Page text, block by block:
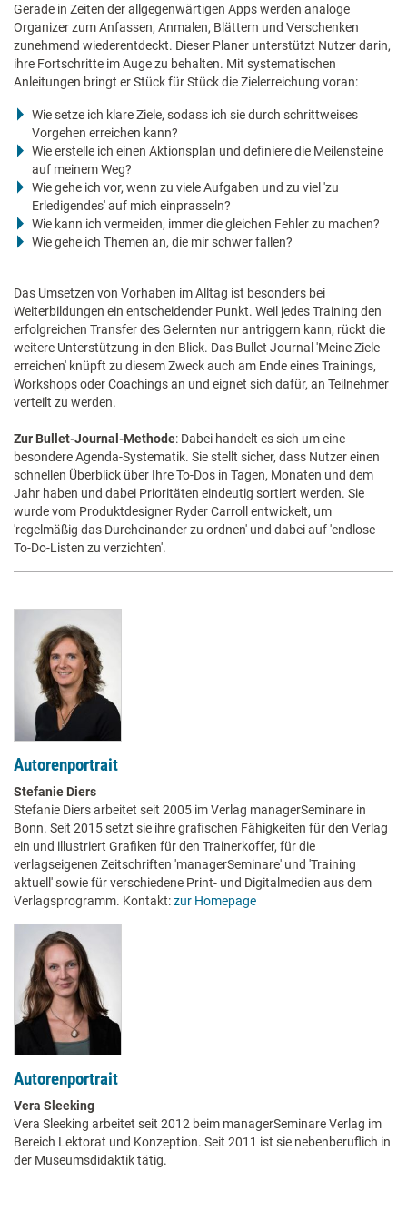
Gerade in Zeiten der allgegenwärtigen Apps werden analoge
Organizer zum Anfassen, Anmalen, Blättern und Verschenken
zunehmend wiederentdeckt. Dieser Planer unterstützt Nutzer darin,
ihre Fortschritte im Auge zu behalten. Mit systematischen
Anleitungen bringt er Stück für Stück die Zielerreichung voran:
Wie setze ich klare Ziele, sodass ich sie durch schrittweises
Vorgehen erreichen kann?
Wie erstelle ich einen Aktionsplan und definiere die Meilensteine
auf meinem Weg?
Wie gehe ich vor, wenn zu viele Aufgaben und zu viel 'zu
Erledigendes' auf mich einprasseln?
Wie kann ich vermeiden, immer die gleichen Fehler zu machen?
Wie gehe ich Themen an, die mir schwer fallen?
Das Umsetzen von Vorhaben im Alltag ist besonders bei
Weiterbildungen ein entscheidender Punkt. Weil jedes Training den
erfolgreichen Transfer des Gelernten nur antriggern kann, rückt die
weitere Unterstützung in den Blick. Das Bullet Journal 'Meine Ziele
erreichen' knüpft zu diesem Zweck auch am Ende eines Trainings,
Workshops oder Coachings an und eignet sich dafür, an Teilnehmer
verteilt zu werden.
Zur Bullet-Journal-Methode: Dabei handelt es sich um eine
besondere Agenda-Systematik. Sie stellt sicher, dass Nutzer einen
schnellen Überblick über Ihre To-Dos in Tagen, Monaten und dem
Jahr haben und dabei Prioritäten eindeutig sortiert werden. Sie
wurde vom Produktdesigner Ryder Carroll entwickelt, um
'regelmäßig das Durcheinander zu ordnen' und dabei auf 'endlose
To-Do-Listen zu verzichten'.
Autorenportrait
Stefanie Diers
Stefanie Diers arbeitet seit 2005 im Verlag managerSeminare in
Bonn. Seit 2015 setzt sie ihre grafischen Fähigkeiten für den Verlag
ein und illustriert Grafiken für den Trainerkoffer, für die
verlagseigenen Zeitschriften 'managerSeminare' und 'Training
aktuell' sowie für verschiedene Print- und Digitalmedien aus dem
Verlagsprogramm. Kontakt:zur Homepage
Autorenportrait
Vera Sleeking
Vera Sleeking arbeitet seit 2012 beim managerSeminare Verlag im
Bereich Lektorat und Konzeption. Seit 2011 ist sie nebenberuflich in
der Museumsdidaktik tätig.